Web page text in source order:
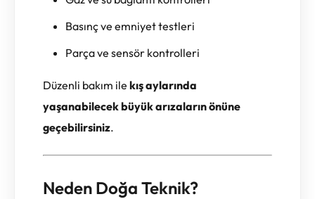
Basınç ve emniyet testleri
Parça ve sensör kontrolleri
Düzenli bakım ile kış aylarında
yaşanabilecek büyük arızaların önüne
geçebilirsiniz.
Neden Doğa Teknik?